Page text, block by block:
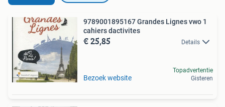
9789001895167 Grandes Lignes vwo 1
cahiers dactivites
€ 25,85 Details
Bezoek website
Topadvertentie
Gisteren